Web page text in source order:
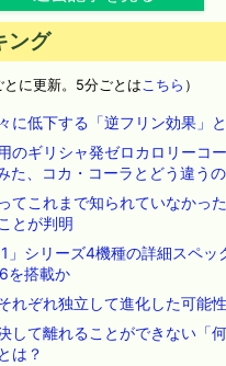
ング
に更新。5分ごとは こちら ）
に低下する「逆フリン効果」
のギリシャ発ゼロカロリーコ
た、コカ・コーラとどう違う
てこれまで知られていなかっ
とが判明
」シリーズ4機種の詳細スペッ
を搭載か
れぞれ独立して進化した可能性
して離れることができない「何
は？